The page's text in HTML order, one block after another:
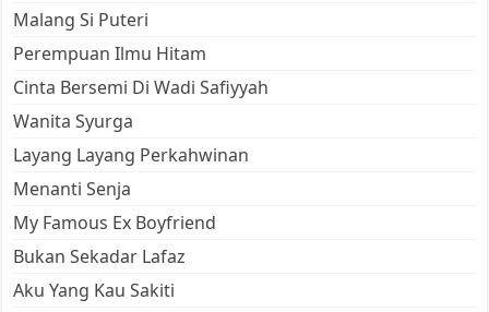
Malang Si Puteri
Perempuan Ilmu Hitam
Cinta Bersemi Di Wadi Safiyyah
Wanita Syurga
Layang Layang Perkahwinan
Menanti Senja
My Famous Ex Boyfriend
Bukan Sekadar Lafaz
Aku Yang Kau Sakiti